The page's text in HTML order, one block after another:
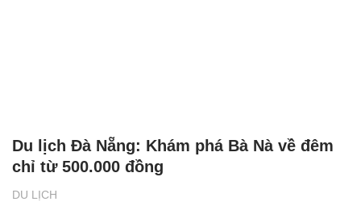
DU LỊCH
Du lịch Đà Nẵng: Khám phá Bà Nà về đêm
chỉ từ 500.000 đồng